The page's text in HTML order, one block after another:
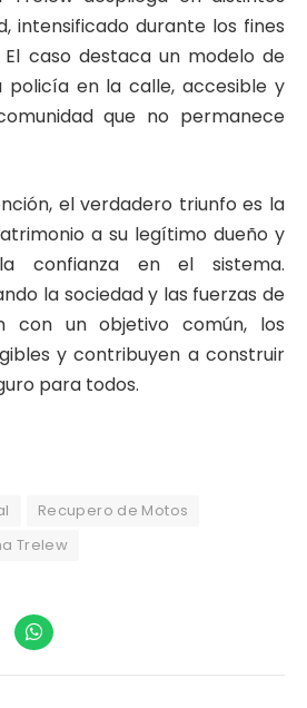
intensificado durante los fines
caso destaca un modelo de
policía en la calle, accesible y
que no permanece
el verdadero triunfo es la
a su legítimo dueño y
confianza en el sistema.
la sociedad y las fuerzas de
con un objetivo común, los
y contribuyen a construir
para todos.
Recupero de Motos
Trelew
WhatsApp